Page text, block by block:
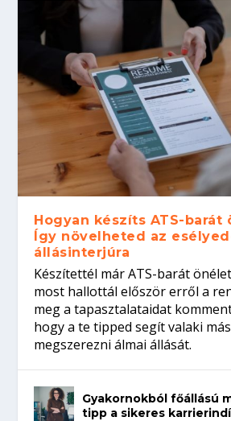
Hogyan készíts ATS-barát
Így növelheted az
állásinterjúra
Készítettél már ATS-barát
most hallottál először erről a
meg a tapasztalataidat
hogy a te tipped segít valaki
megszerezni álmai állását.
Gyakornokból főállású
tipp a sikeres